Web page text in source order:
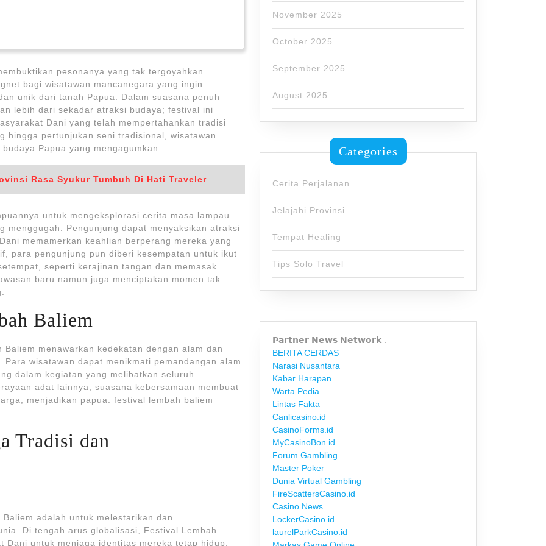
pesonanya yang tak tergoyahkan.
bagi wisatawan mancanegara yang ingin
unik dari tanah Papua. Dalam suasana penuh
lebih dari sekadar atraksi budaya; festival ini
Dani yang telah mempertahankan tradisi
hingga pertunjukan seni tradisional, wisatawan
Papua yang mengagumkan.
Rasa Syukur Tumbuh Di Hati Traveler
untuk mengeksplorasi cerita masa lampau
menggugah. Pengunjung dapat menyaksikan atraksi
memamerkan keahlian berperang mereka yang
para pengunjung pun diberi kesempatan untuk ikut
seperti kerajinan tangan dan memasak
baru namun juga menciptakan momen tak
Baliem
menawarkan kedekatan dengan alam dan
wisatawan dapat menikmati pemandangan alam
dalam kegiatan yang melibatkan seluruh
adat lainnya, suasana kebersamaan membuat
menjadikan papua: festival lembah baliem
Tradisi dan
adalah untuk melestarikan dan
Di tengah arus globalisasi, Festival Lembah
untuk menjaga identitas mereka tetap hidup.
November 2025
October 2025
September 2025
August 2025
Categories
Cerita Perjalanan
Jelajahi Provinsi
Tempat Healing
Tips Solo Travel
𝗣𝗮𝗿𝘁𝗻𝗲𝗿 𝗡𝗲𝘄𝘀 𝗡𝗲𝘁𝘄𝗼𝗿𝗸 :
BERITA CERDAS
Narasi Nusantara
Kabar Harapan
Warta Pedia
Lintas Fakta
Canlicasino.id
CasinoForms.id
MyCasinoBon.id
Forum Gambling
Master Poker
Dunia Virtual Gambling
FireScattersCasino.id
Casino News
LockerCasino.id
laurelParkCasino.id